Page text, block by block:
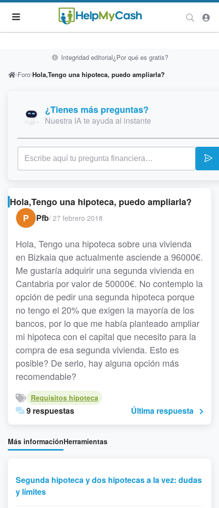
Integridad editorial¿Por qué es gratis?
Foro Hola,Tengo una hipoteca, puedo ampliarla?
¿Tienes más preguntas?
Nuestra IA te ayuda al instante
Hola,Tengo una hipoteca, puedo ampliarla?
P
Pfb/ 27 febrero 2018
Hola, Tengo una hipoteca sobre una vivienda
en Bizkaia que actualmente asciende a 96000€.
Me gustaría adquirir una segunda vivienda en
Cantabria por valor de 50000€. No contemplo la
opción de pedir una segunda hipoteca porque
no tengo el 20% que exigen la mayoría de los
bancos, por lo que me había planteado ampliar
mi hipoteca con el capital que necesito para la
compra de esa segunda vivienda. Esto es
posible? De serlo, hay alguna opción más
recomendable?
Requisitos hipoteca
9 respuestas Última respuesta
Más informaciónHerramientas
Segunda hipoteca y dos hipotecas a la vez: dudas
y límites